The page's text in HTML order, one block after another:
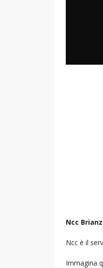
Ncc
Ncc è il
Immagina